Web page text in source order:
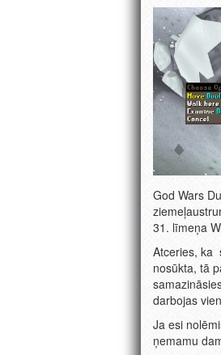
God Wars
31. līmeņa
Atceries, ka
nosūkta, tā
darbojas
Ja esi
ņemamu